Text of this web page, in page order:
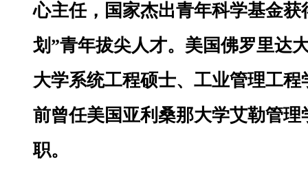
心主任，国家杰出青年科学基金获
划”青年拔尖人才。美国佛罗里达
大学系统工程硕士、工业管理工
前曾任美国亚利桑那大学艾勒管
职。